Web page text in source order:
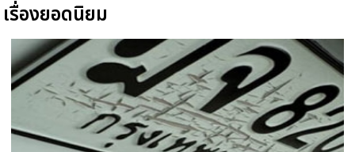
เรื่องยอดนิยม